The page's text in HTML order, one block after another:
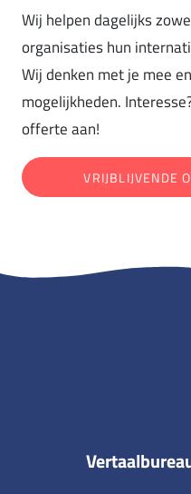
Wij helpen dagelijks
organisaties hun
Wij denken met je mee
mogelijkheden.
offerte aan!
VRIJBLIJVENDE